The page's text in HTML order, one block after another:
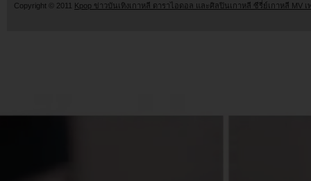
Copyright © 2011 Kpop ข่าวบันเทิงเกาหลี ดาราไอดอล และศิลปินเกาหลี ซีรี่ย์เกาหลี MV